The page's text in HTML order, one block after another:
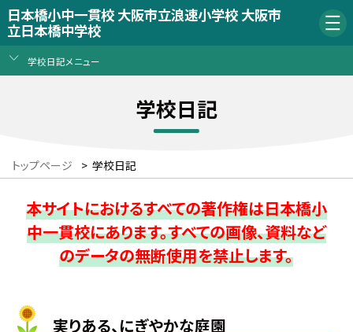
日本橋小中一貫校 大阪市立浪速小学校 大阪市
立日本橋中学校
学校日記メニュー
学校日記
トップページ > 学校日記
本サイトにおけるすべての著作権は日本橋小
中一貫校にあります。すべての画像、資料など
のデータの無断使用を禁止します。
実りある、にぎやかな庭園